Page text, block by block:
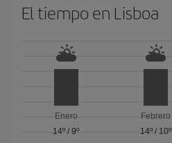
El tiempo en Lisboa
Enero
14º /9º
Febrero
14º/ 10º